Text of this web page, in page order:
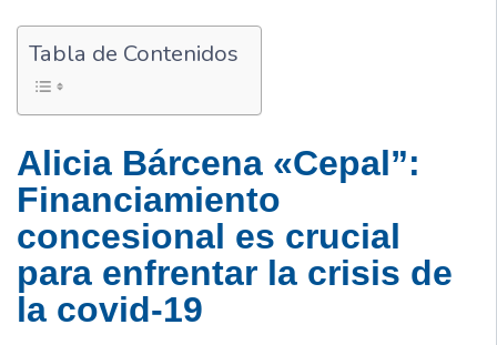
Tabla de Contenidos
Alicia Bárcena «Cepal”:
Financiamiento
concesional es crucial
para enfrentar la crisis de
la covid-19